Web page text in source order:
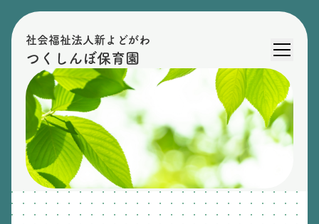
社会福祉法人新よどがわ
つくしんぼ保育園